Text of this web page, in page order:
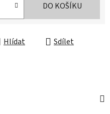
DO KOŠÍKU
Hlídat Sdílet